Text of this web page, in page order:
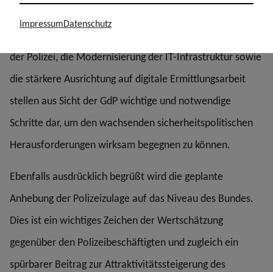
der Polizei, die Modernisierung der IT-Infrastruktur sowie
die stärkere Ausrichtung auf digitale Ermittlungsarbeit
stellen aus Sicht der GdP wichtige und notwendige
Schritte dar, um den wachsenden sicherheitspolitischen
Herausforderungen wirksam begegnen zu können.
Ebenfalls ausdrücklich begrüßt wird die geplante
Anhebung der Polizeizulage auf das Niveau des Bundes.
Dies ist ein wichtiges Zeichen der Wertschätzung
gegenüber den Polizeibeschäftigten und zugleich ein
spürbarer Beitrag zur Attraktivitätssteigerung des
ImpressumDatenschutz